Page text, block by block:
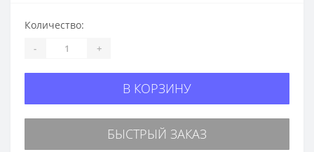
Количество:
- +
В КОРЗИНУ
БЫСТРЫЙ ЗАКАЗ